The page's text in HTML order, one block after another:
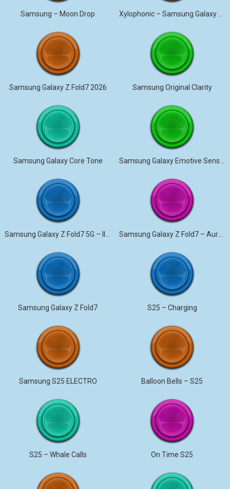
Samsung – Moon Drop
Samsung Galaxy Z Fold7 2026 Samsung Original Clarity
Samsung Galaxy Core Tone
Samsung Galaxy Z Fold7 – Aurora
Samsung Galaxy Z Fold7 S25 – Charging
Samsung S25 ELECTRO Balloon Bells – S25
S25 – Whale Calls On Time S25